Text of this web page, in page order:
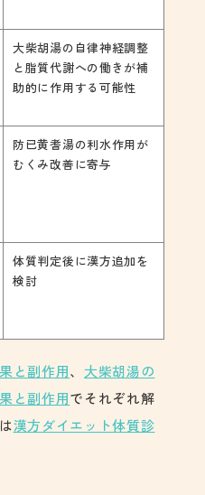
大柴胡湯の自律神経調整
と脂質代謝への働きが補
助的に作用する可能性
防已黄耆湯の利水作用が
むくみ改善に寄与
体質判定後に漢方追加を
検討
と副作用、 大柴胡湯の
と副作用でそれぞれ解
漢方ダイエット体質診